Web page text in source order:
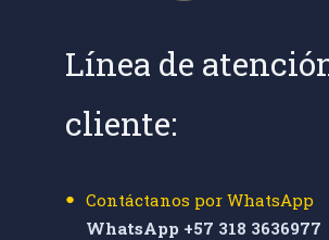
Línea de
cliente:
Contáctanos por WhatsApp
WhatsApp +57 318 3636977